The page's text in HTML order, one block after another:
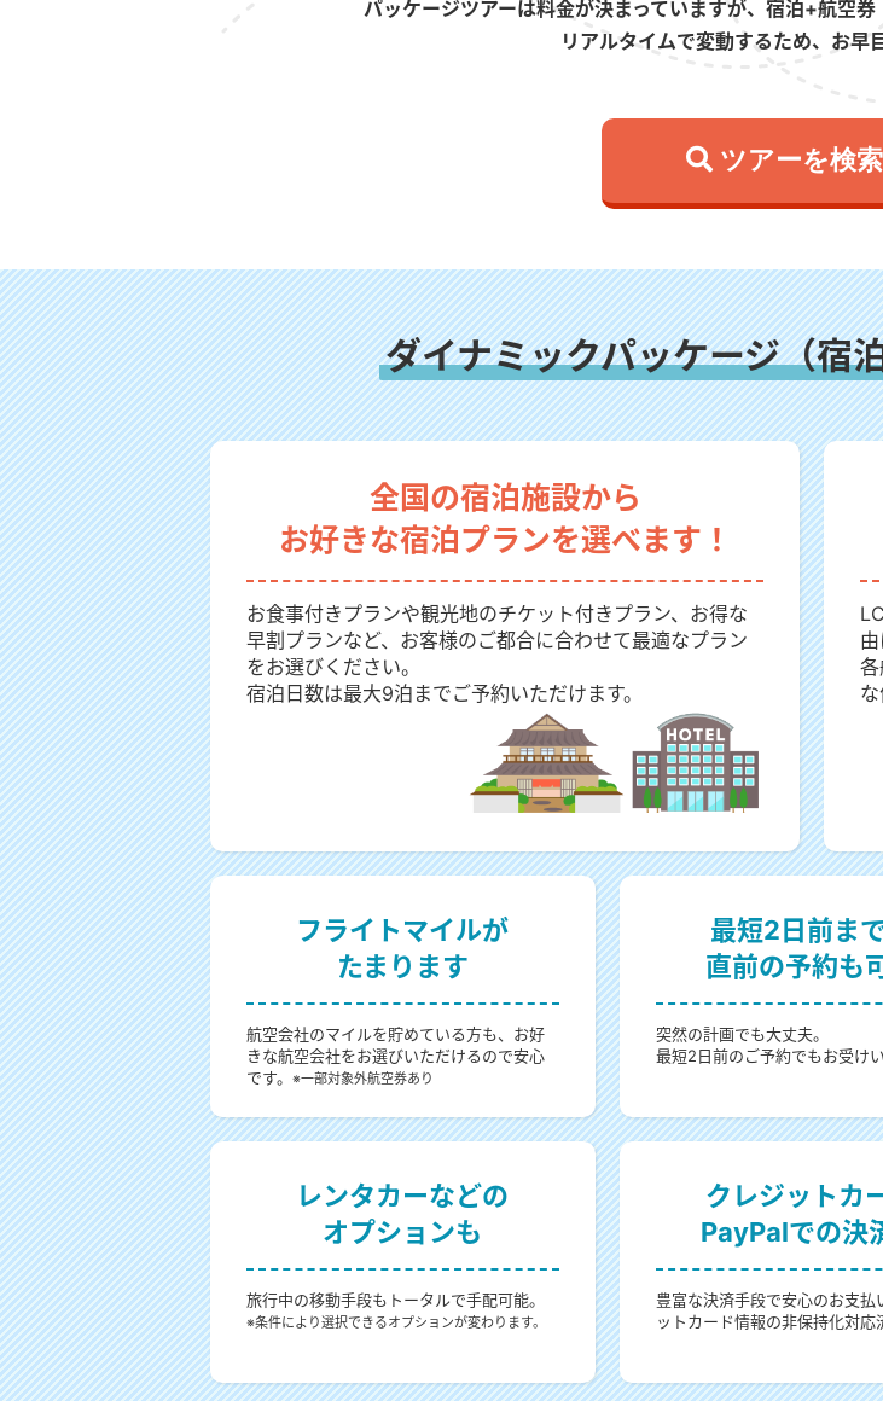
パッケージツアーは料金が決まっていますが、宿泊+航空券
リアルタイムで変動するため、お早
 ツアーを検
ダイナミックパッケージ（宿
全国の宿泊施設から
お好きな宿泊プランを選べます！
お食事付きプランや観光地のチケット付きプラン、お得な
早割プランなど、お客様のご都合に合わせて最適なプラン
をお選びください。
宿泊日数は最大9泊までご予約いただけます。
フライトマイルが
たまります
航空会社のマイルを貯めている方も、お好
きな航空会社をお選びいただけるので安心
です。 ※一部対象外航空券あり
最短2日前まで
直前の予約も
突然の計画でも大丈夫。
最短2日前のご予約でもお受けい
レンタカーなどの
オプションも
旅行中の移動手段もトータルで手配可能。
※条件により選択できるオプションが変わります。
クレジットカ
PayPalでの決
豊富な決済手段で安心のお支払
ットカード情報の非保持化対応